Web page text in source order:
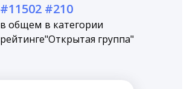
#11502
в общем
рейтинге
#210
в категории
"Открытая группа"